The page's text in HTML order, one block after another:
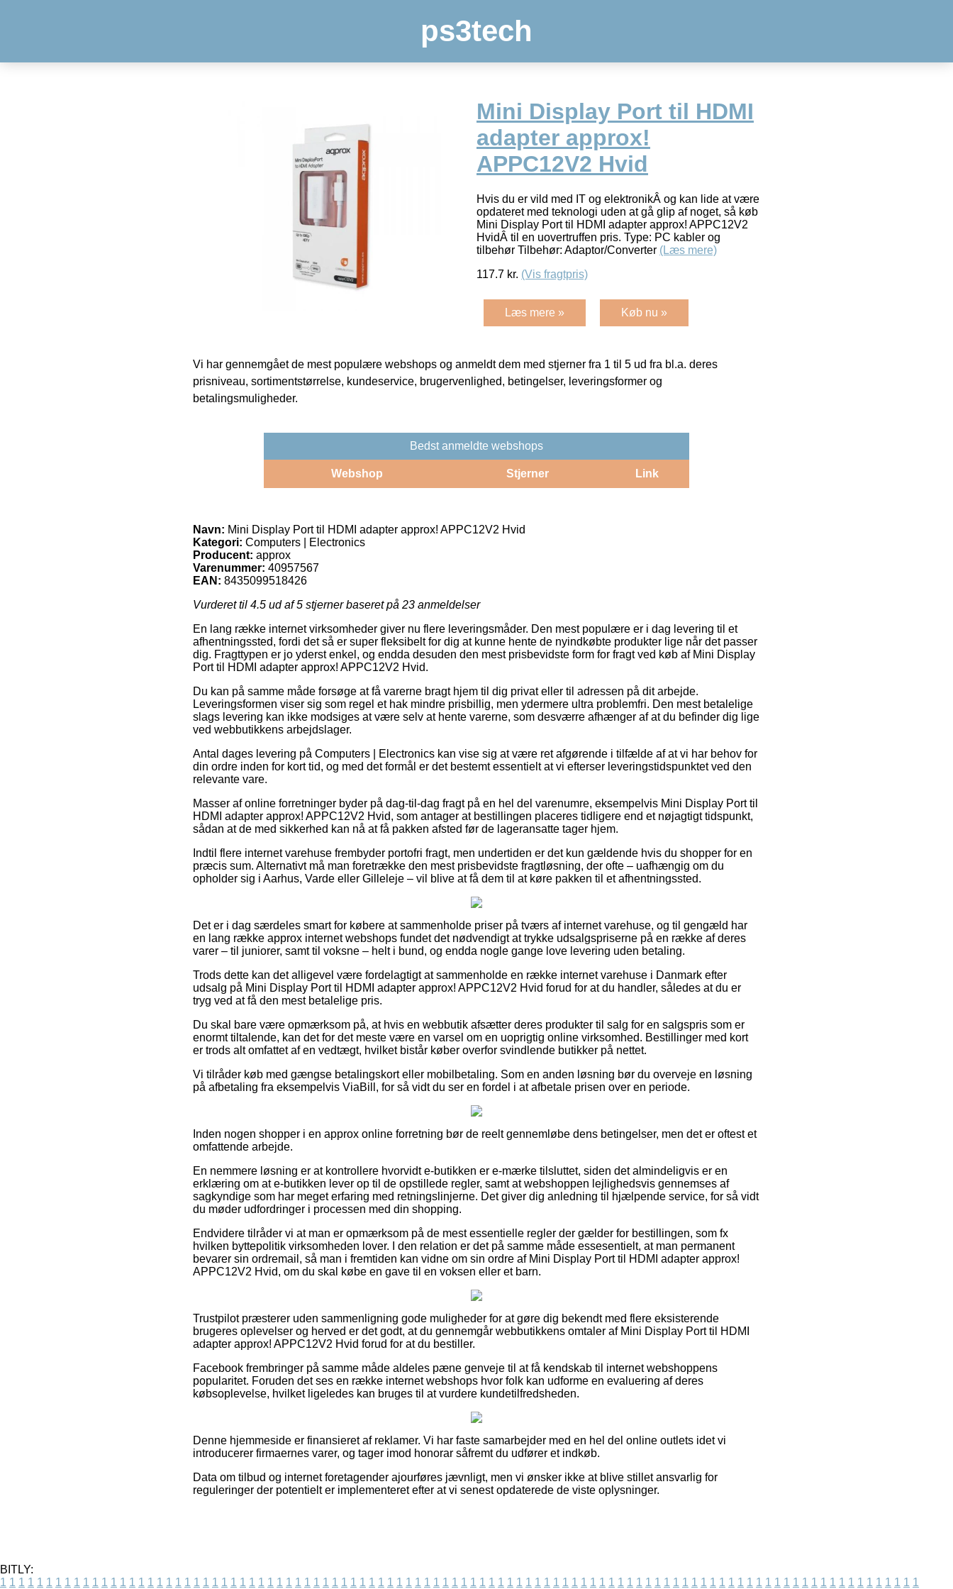
ps3tech
Mini Display Port til HDMI
adapter approx!
APPC12V2 Hvid
Hvis du er vild med IT og elektronikÂ og kan lide at være
opdateret med teknologi uden at gå glip af noget, så køb
Mini Display Port til HDMI adapter approx! APPC12V2
HvidÂ til en uovertruffen pris. Type: PC kabler og
tilbehør Tilbehør: Adaptor/Converter (Læs mere)
117.7 kr. (Vis fragtpris)
Læs mere » Køb nu »
Vi har gennemgået de mest populære webshops og anmeldt dem med stjerner fra 1 til 5 ud fra bl.a. deres
prisniveau, sortimentstørrelse, kundeservice, brugervenlighed, betingelser, leveringsformer og
betalingsmuligheder.
Bedst anmeldte webshops
Webshop Stjerner Link
Navn: Mini Display Port til HDMI adapter approx! APPC12V2 Hvid
Kategori: Computers | Electronics
Producent: approx
Varenummer: 40957567
EAN: 8435099518426
Vurderet til 4.5 ud af 5 stjerner baseret på 23 anmeldelser
En lang række internet virksomheder giver nu flere leveringsmåder. Den mest populære er i dag levering til et
afhentningssted, fordi det så er super fleksibelt for dig at kunne hente de nyindkøbte produkter lige når det passer
dig. Fragttypen er jo yderst enkel, og endda desuden den mest prisbevidste form for fragt ved køb af Mini Display
Port til HDMI adapter approx! APPC12V2 Hvid.
Du kan på samme måde forsøge at få varerne bragt hjem til dig privat eller til adressen på dit arbejde.
Leveringsformen viser sig som regel et hak mindre prisbillig, men ydermere ultra problemfri. Den mest betalelige
slags levering kan ikke modsiges at være selv at hente varerne, som desværre afhænger af at du befinder dig lige
ved webbutikkens arbejdslager.
Antal dages levering på Computers | Electronics kan vise sig at være ret afgørende i tilfælde af at vi har behov for
din ordre inden for kort tid, og med det formål er det bestemt essentielt at vi efterser leveringstidspunktet ved den
relevante vare.
Masser af online forretninger byder på dag-til-dag fragt på en hel del varenumre, eksempelvis Mini Display Port til
HDMI adapter approx! APPC12V2 Hvid, som antager at bestillingen placeres tidligere end et nøjagtigt tidspunkt,
sådan at de med sikkerhed kan nå at få pakken afsted før de lageransatte tager hjem.
Indtil flere internet varehuse frembyder portofri fragt, men undertiden er det kun gældende hvis du shopper for en
præcis sum. Alternativt må man foretrække den mest prisbevidste fragtløsning, der ofte – uafhængig om du
opholder sig i Aarhus, Varde eller Gilleleje – vil blive at få dem til at køre pakken til et afhentningssted.
Det er i dag særdeles smart for købere at sammenholde priser på tværs af internet varehuse, og til gengæld har
en lang række approx internet webshops fundet det nødvendigt at trykke udsalgspriserne på en række af deres
varer – til juniorer, samt til voksne – helt i bund, og endda nogle gange love levering uden betaling.
Trods dette kan det alligevel være fordelagtigt at sammenholde en række internet varehuse i Danmark efter
udsalg på Mini Display Port til HDMI adapter approx! APPC12V2 Hvid forud for at du handler, således at du er
tryg ved at få den mest betalelige pris.
Du skal bare være opmærksom på, at hvis en webbutik afsætter deres produkter til salg for en salgspris som er
enormt tiltalende, kan det for det meste være en varsel om en uoprigtig online virksomhed. Bestillinger med kort
er trods alt omfattet af en vedtægt, hvilket bistår køber overfor svindlende butikker på nettet.
Vi tilråder køb med gængse betalingskort eller mobilbetaling. Som en anden løsning bør du overveje en løsning
på afbetaling fra eksempelvis ViaBill, for så vidt du ser en fordel i at afbetale prisen over en periode.
Inden nogen shopper i en approx online forretning bør de reelt gennemløbe dens betingelser, men det er oftest et
omfattende arbejde.
En nemmere løsning er at kontrollere hvorvidt e-butikken er e-mærke tilsluttet, siden det almindeligvis er en
erklæring om at e-butikken lever op til de opstillede regler, samt at webshoppen lejlighedsvis gennemses af
sagkyndige som har meget erfaring med retningslinjerne. Det giver dig anledning til hjælpende service, for så vidt
du møder udfordringer i processen med din shopping.
Endvidere tilråder vi at man er opmærksom på de mest essentielle regler der gælder for bestillingen, som fx
hvilken byttepolitik virksomheden lover. I den relation er det på samme måde essesentielt, at man permanent
bevarer sin ordremail, så man i fremtiden kan vidne om sin ordre af Mini Display Port til HDMI adapter approx!
APPC12V2 Hvid, om du skal købe en gave til en voksen eller et barn.
Trustpilot præsterer uden sammenligning gode muligheder for at gøre dig bekendt med flere eksisterende
brugeres oplevelser og herved er det godt, at du gennemgår webbutikkens omtaler af Mini Display Port til HDMI
adapter approx! APPC12V2 Hvid forud for at du bestiller.
Facebook frembringer på samme måde aldeles pæne genveje til at få kendskab til internet webshoppens
popularitet. Foruden det ses en række internet webshops hvor folk kan udforme en evaluering af deres
købsoplevelse, hvilket ligeledes kan bruges til at vurdere kundetilfredsheden.
Denne hjemmeside er finansieret af reklamer. Vi har faste samarbejder med en hel del online outlets idet vi
introducerer firmaernes varer, og tager imod honorar såfremt du udfører et indkøb.
Data om tilbud og internet foretagender ajourføres jævnligt, men vi ønsker ikke at blive stillet ansvarlig for
reguleringer der potentielt er implementeret efter at vi senest opdaterede de viste oplysninger.
BITLY:
1 1 1 1 1 1 1 1 1 1 1 1 1 1 1 1 1 1 1 1 1 1 1 1 1 1 1 1 1 1 1 1 1 1 1 1 1 1 1 1 1 1 1 1 1 1 1 1 1 1 1 1 1 1 1 1 1 1 1 1 1 1 1 1 1 1 1 1 1 1 1 1 1 1 1 1 1 1 1 1 1 1 1 1 1 1 1 1 1 1 1 1 1 1 1 1 1 1 1 1